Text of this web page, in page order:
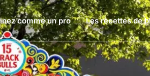
comme un pro Les recettes de